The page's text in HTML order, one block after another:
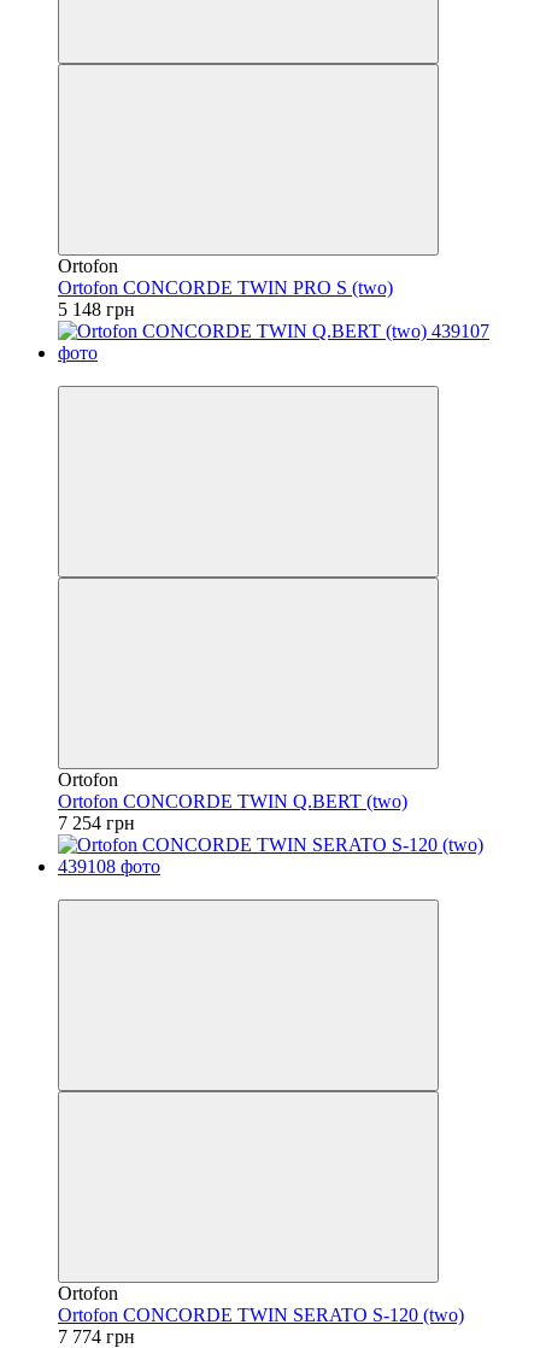
Ortofon
Ortofon CONCORDE TWIN PRO S (two)
5 148 грн
Ortofon
Ortofon CONCORDE TWIN Q.BERT (two)
7 254 грн
Ortofon
Ortofon CONCORDE TWIN SERATO S-120 (two)
7 774 грн